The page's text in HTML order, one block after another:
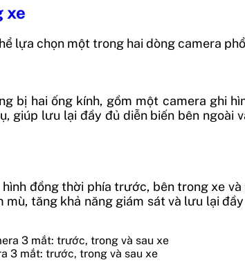
xe
lựa chọn một trong hai dòng camera
bị hai ống kính, gồm một camera ghi
giúp lưu lại đầy đủ diễn biến bên
đồng thời phía trước, bên trong xe
tăng khả năng giám sát và lưu lại
3 mắt: trước, trong và sau xe